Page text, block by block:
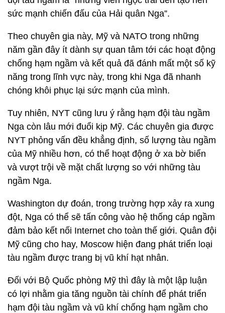
sức mạnh chiến đấu của Hải quân Nga”.
Theo chuyên gia này, Mỹ và NATO trong những
năm gần đây ít dành sự quan tâm tới các hoạt động
chống hạm ngầm và kết quả đã đánh mất một số kỹ
năng trong lĩnh vực này, trong khi Nga đã nhanh
chóng khôi phục lại sức mạnh của mình.
Tuy nhiên, NYT cũng lưu ý rằng hạm đội tàu ngầm
Nga còn lâu mới đuổi kịp Mỹ. Các chuyên gia được
NYT phỏng vấn đều khẳng định, số lượng tàu ngầm
của Mỹ nhiều hơn, có thể hoạt động ở xa bờ biển
và vượt trội về mặt chất lượng so với những tàu
ngầm Nga.
Washington dự đoán, trong trường hợp xảy ra xung
đột, Nga có thể sẽ tấn công vào hệ thống cáp ngầm
đảm bảo kết nối Internet cho toàn thế giới. Quân đội
Mỹ cũng cho hay, Moscow hiện đang phát triển loại
tàu ngầm được trang bị vũ khí hạt nhân.
Đối với Bộ Quốc phòng Mỹ thì đây là một lập luận
có lợi nhằm gia tăng nguồn tài chính để phát triển
hạm đội tàu ngầm và vũ khí chống hạm ngầm cho